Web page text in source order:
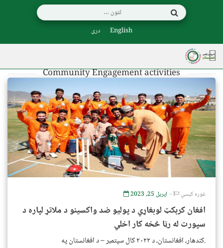
English دری
Community Engagement activities
اپریل 25, 2023 غوره کیسې
افغان کرېکټ لوبغاړي د پولیو ضد واکسینو د ملاتړ لپاره د
سپورت له رڼا څخه کار اخلي
کندهار، افغانستان، د ۲۰۲۲ کال سپتمبر – د افغانستان په.